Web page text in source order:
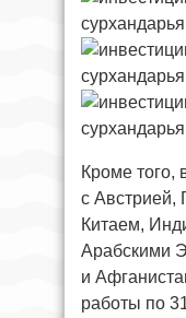
Кроме того,
с Австрией,
Китаем,
Арабскими
и
работы по